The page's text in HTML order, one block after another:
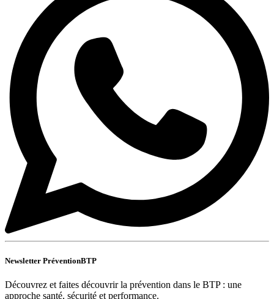
Newsletter PréventionBTP
Découvrez et faites découvrir la prévention dans le BTP : une
approche santé, sécurité et performance.